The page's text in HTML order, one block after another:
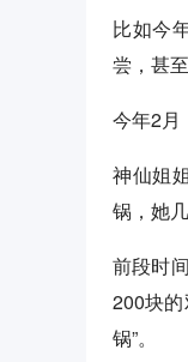
比如今
尝，甚
今年2月
神仙姐
锅，她
前段时
200块
锅”。